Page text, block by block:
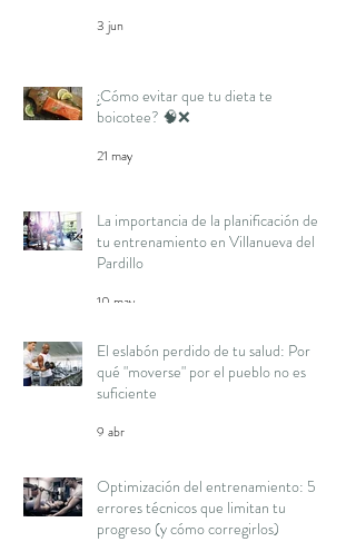
3 jun
¿Cómo evitar que tu dieta te
boicotee? 🧠❌
21 may
La importancia de la planificación de
tu entrenamiento en Villanueva del
Pardillo
10 may
El eslabón perdido de tu salud: Por
qué "moverse" por el pueblo no es
suficiente
9 abr
Optimización del entrenamiento: 5
errores técnicos que limitan tu
progreso (y cómo corregirlos)